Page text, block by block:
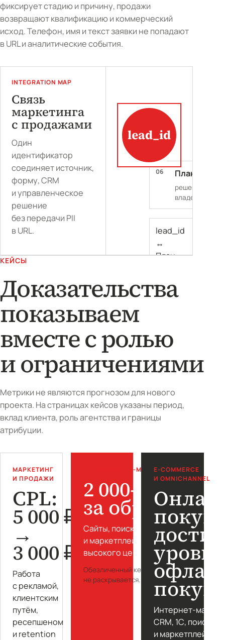
фиксирует стадию и причину, продажи
возвращают квалификацию и коммерческий
исход. Телефон, имя и текст заявки не попадают
в URL и аналитические события.
INTEGRATION MAP
Связь
маркетинга
с продажами
Один
идентификатор
соединяет источник,
форму, CRM
и управленческое
решение
без передачи PII
в URL.
lead_id
01 Реклама
UTM / yclid
02 Сайт
форма / intent
03 Аналитика
events /
04 CRM
стадия /
причина
05 Продажи
CQL / договор
06 План
решение /
владелец
lead_id
↔
Реклама
lead_id
↔
Сайт
lead_id
↔
Аналитика
lead_id
↔
CRM
lead_id
↔
Продажи
lead_id
↔
План
КЕЙСЫ
Доказательства
показываем
вместе с ролью
и ограничениями
Метрики не являются прогнозом для нового
проекта. На страницах кейсов указаны период,
вклад клиента, роль агентства и границы
атрибуции.
МАРКЕТИНГ
И ПРОДАЖИ
CPL:
5 000 ₽
→
3 000 ₽
Работа
с рекламой,
клиентским
путём,
ресепшеном
и retention
PERFORMANCE-МАРКЕТИНГ
2 000–3 500 ₽
за обращение
Сайты, поиск, таргет, Авито
и маркетплейсы для мебели
высокого ценового сегмента.
Обезличенный кейс · Клиент
не раскрывается.
E-COMMERCE
И OMNICHANNEL
Интернет-
CRM, 1С, поиск,
и маркетплейсы